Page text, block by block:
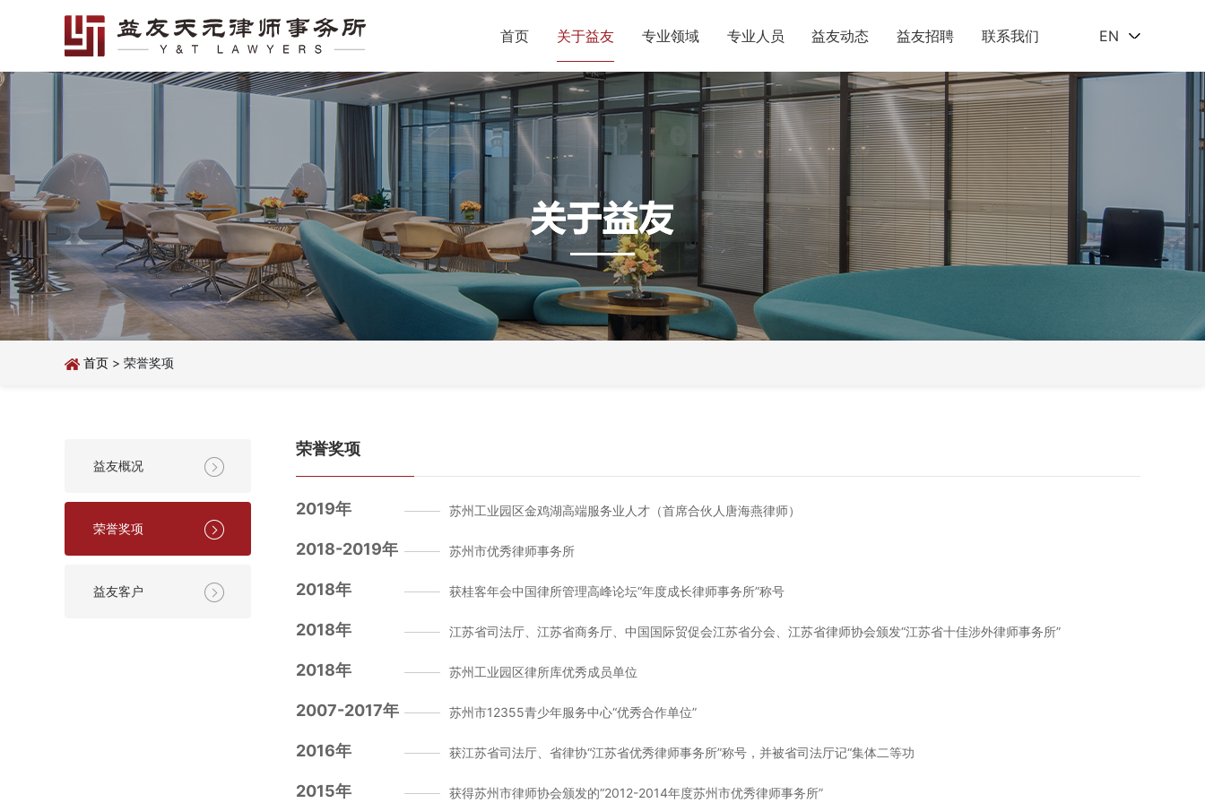
首页 关于益友 专业领域 专业人员 益友动态 益友招聘 联系我们 EN
首页 > 荣誉奖项
益友概况
荣誉奖项
益友客户
荣誉奖项
2019年 苏州工业园区金鸡湖高端服务业人才（首席合伙人唐海燕律师）
2018-2019年 苏州市优秀律师事务所
2018年 获桂客年会中国律所管理高峰论坛“年度成长律师事务所”称号
2018年 江苏省司法厅、江苏省商务厅、中国国际贸促会江苏省分会、江苏省律师协会颁发“江苏省十佳涉外律师事务所”
2018年 苏州工业园区律所库优秀成员单位
2007-2017年 苏州市12355青少年服务中心“优秀合作单位”
2016年 获江苏省司法厅、省律协“江苏省优秀律师事务所”称号，并被省司法厅记“集体二等功
2015年 获得苏州市律师协会颁发的“2012-2014年度苏州市优秀律师事务所”